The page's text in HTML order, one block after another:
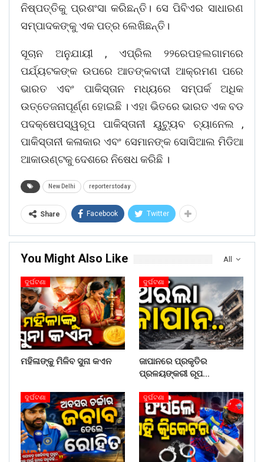
ନିଷ୍ପତ୍ତିକୁ ପ୍ରଶଂସା କରିଛନ୍ତି। ସେ ପିବିଏର ସାଧାରଣ
ସମ୍ପାଦକଙ୍କୁ ଏକ ପତ୍ର ଲେଖିଛନ୍ତି।
ସୂଚାନ ଅନୁଯାୟୀ , ଏପ୍ରିଲ ୨୨ରେପହଲଗାମରେ
ପର୍ଯ୍ୟଟକଙ୍କ ଉପରେ ଆତଙ୍କବାଦୀ ଆକ୍ରମଣ ପରେ
ଭାରତ ଏବଂ ପାକିସ୍ତାନ ମଧ୍ୟରେ ସମ୍ପର୍କ ଅଧିକ
ଉତ୍ତେଜନାପୂର୍ଣ୍ଣ ହୋଇଛି । ଏହା ଭିତରେ ଭାରତ ଏକ ବଡ
ପଦକ୍ଷେପସ୍ୱରୂପ ପାକିସ୍ତାନୀ ୟୁଟ୍ୟୁବ ଚ୍ୟାନେଲ ,
ପାକିସ୍ତାନୀ କଳାକାର ଏବଂ ସେମାନଙ୍କ ସୋସିଆଲ ମିଡିଆ
ଆକାଉଣ୍ଟକୁ ଦେଶରେ ନିଷେଧ କରିଛି ।
New Delhi reporterstoday
Share Facebook Twitter
All
You Might Also Like
ଦୁର୍ଘଟଣା
ମହିଳାଙ୍କୁ ମିଳିବ ସୁନା କଏନ
ଦୁର୍ଘଟଣା
ଜାପାନରେ ପ୍ରକୃତିର
ପ୍ରଳୟଙ୍କରୀ ରୂପ…
ଦୁର୍ଘଟଣା ଦୁର୍ଘଟଣା